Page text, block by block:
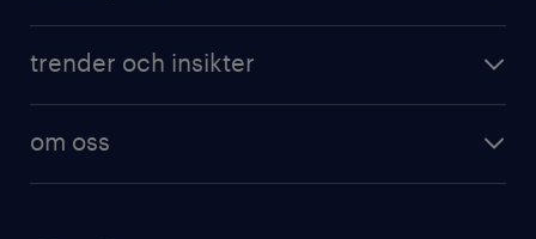
trender och insikter
om oss